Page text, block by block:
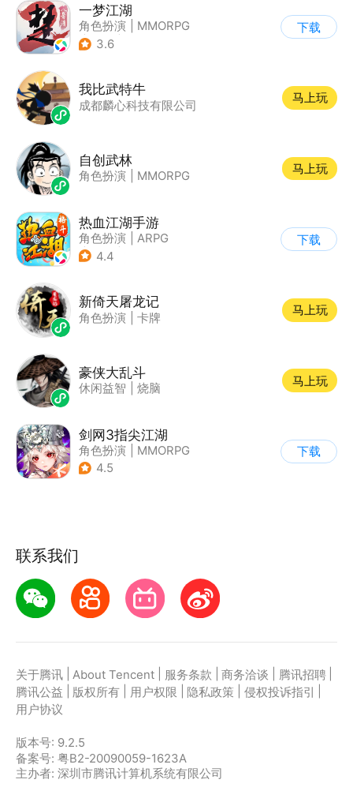
一梦江湖
角色扮演
MMORPG
| 武侠
3.6
下载
我比武特牛
成都麟心科技有限公司
马上玩
自创武林
角色扮演 MMORPG
马上玩
热血江湖手游
角色扮演
ARPG
| 武侠
4.4
下载
新倚天屠龙记
角色扮演 卡牌
马上玩
豪侠大乱斗
休闲益智 烧脑
马上玩
剑网3指尖江湖
角色扮演
MMORPG
| 武侠
4.5
下载
联系我们
关于腾讯 About Tencent 服务条款 商务洽谈 腾讯招聘
腾讯公益
版权所有 用户权限 隐私政策 侵权投诉指引
用户协议
版本号: 9.2.5
备案号: 粤B2-20090059-1623A
主办者: 深圳市腾讯计算机系统有限公司